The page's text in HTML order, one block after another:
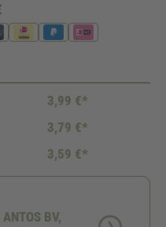
3,99 €*
3,79 €*
3,59 €*
BV,